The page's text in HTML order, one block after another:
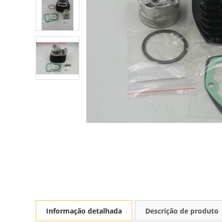
Informação detalhada Descrição de produto